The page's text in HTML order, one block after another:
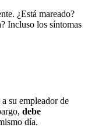
¿Está mareado?
Incluso los síntomas
su empleador de
debe
día.